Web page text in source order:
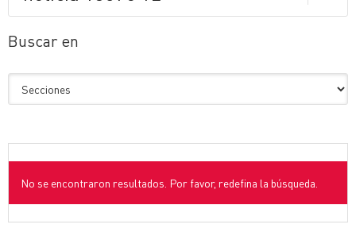
Buscar en
No se encontraron resultados. Por favor, redefina la búsqueda.